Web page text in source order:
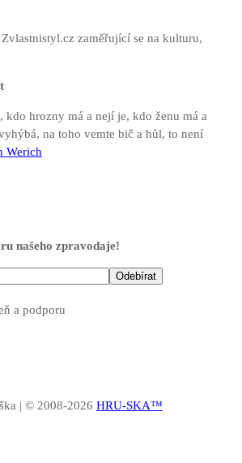
zaměřující se na kulturu,
kdo hrozny má a nejí je, kdo ženu má a
na toho vemte bič a hůl, to není
Werich
našeho zpravodaje!
a podporu
| © 2008-2026 HRU-SKA™